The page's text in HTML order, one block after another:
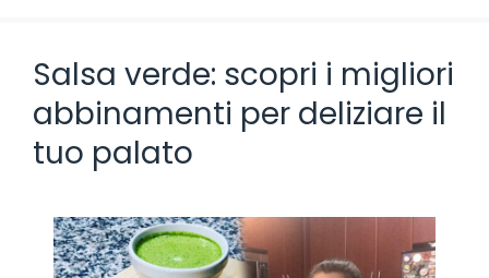
Salsa verde: scopri i migliori
abbinamenti per deliziare il
tuo palato